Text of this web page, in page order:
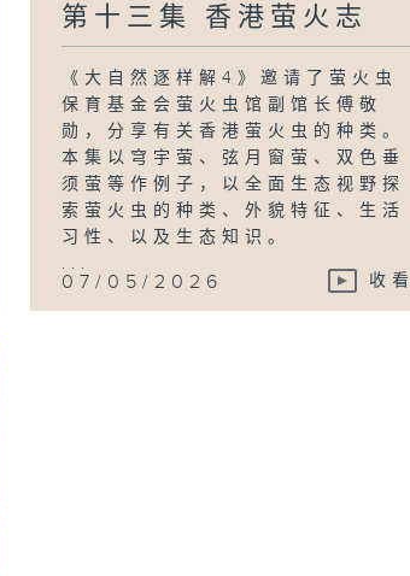
第十三集 香港萤火志
《大自然逐样解4》邀请了萤火虫
保育基金会萤火虫馆副馆长傅敬
勋，分享有关香港萤火虫的种类。
本集以穹宇萤、弦月窗萤、双色垂
须萤等作例子，以全面生态视野探
索萤火虫的种类、外貌特征、生活
习性、以及生态知识。
...
07/05/2026 收看